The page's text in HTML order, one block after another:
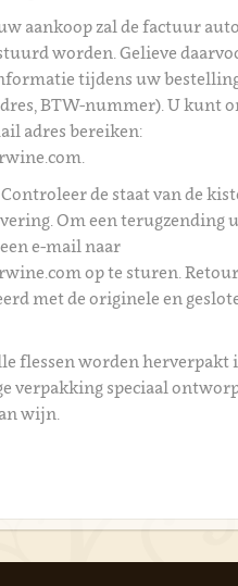
aankoop zal de factuur
worden. Gelieve
tijdens uw
BTW-nummer). U kunt
adres bereiken:
Controleer de staat van de
Om een terugzending
e-mail naar
op te sturen.
met de originele en
flessen worden herverpakt
verpakking speciaal
wijn.